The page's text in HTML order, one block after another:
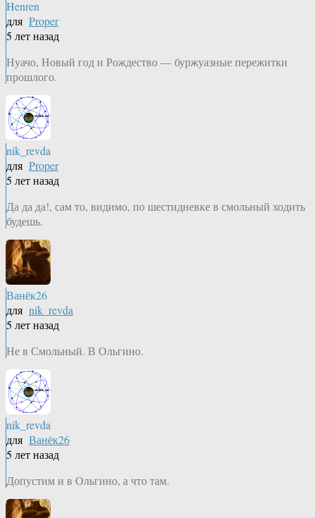
Henren
для Proper
5 лет назад
Нуачо, Новый год и Рождество — буржуазные пережитки
прошлого.
nik_revda
для Proper
5 лет назад
Да да да!, сам то, видимо, по шестидневке в смольный ходить
будешь.
Ванёк26
для nik_revda
5 лет назад
Не в Смольный. В Ольгино.
nik_revda
для Ванёк26
5 лет назад
Допустим и в Ольгино, а что там.